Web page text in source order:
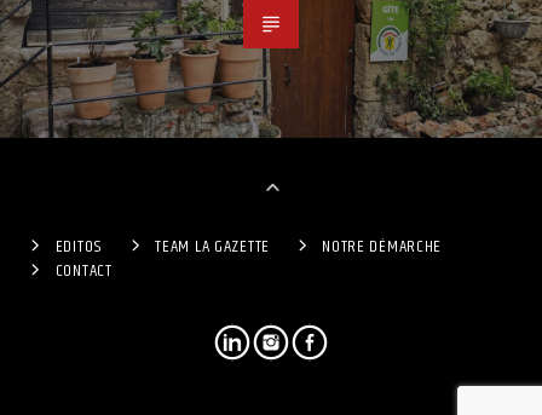
EDITOS TEAM LA GAZETTE
NOTRE DÉMARCHE
CONTACT